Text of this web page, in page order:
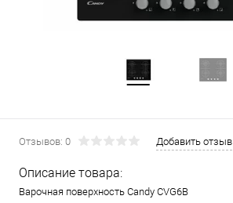
Отзывов: 0 Добавить отзыв
Описание товара:
Варочная поверхность Candy CVG6B